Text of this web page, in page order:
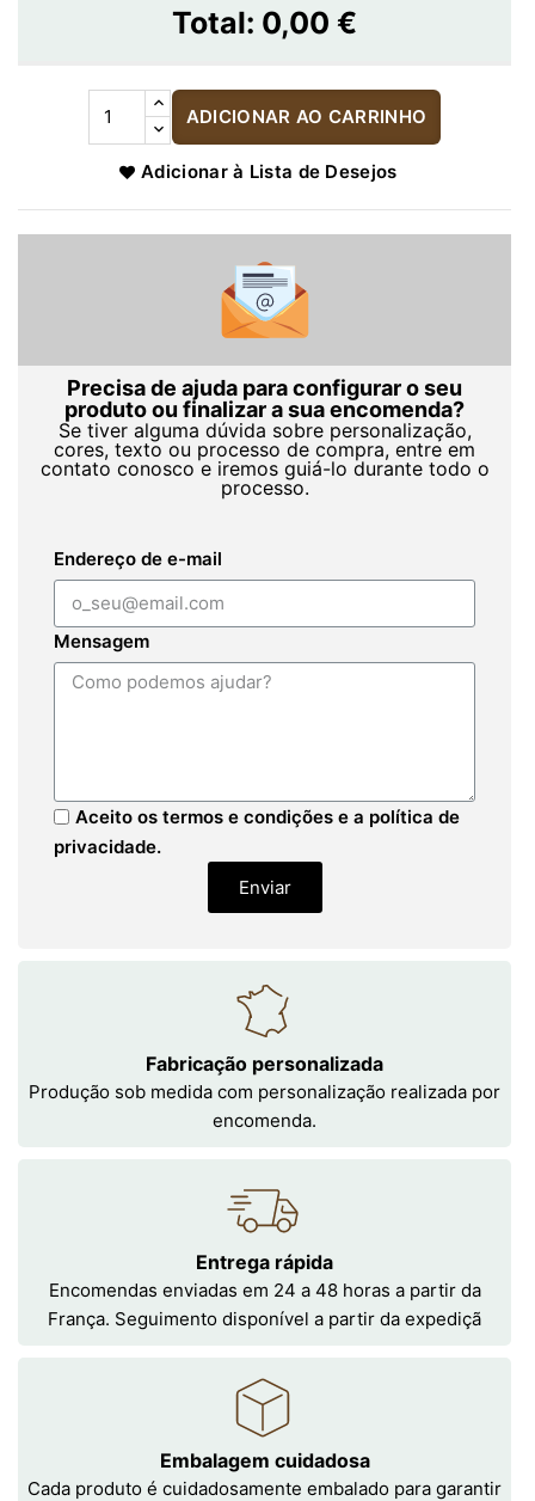
Total: 0,00 €
ADICIONAR AO CARRINHO
Adicionar à Lista de Desejos
Precisa de ajuda para configurar o seu
produto ou finalizar a sua encomenda?
Se tiver alguma dúvida sobre personalização,
cores, texto ou processo de compra, entre em
contato conosco e iremos guiá-lo durante todo o
processo.
Endereço de e-mail
Mensagem
Aceito os termos e condições e a política de
privacidade.
Enviar
Fabricação personalizada
Produção sob medida com personalização realizada por
encomenda.
Entrega rápida
Encomendas enviadas em 24 a 48 horas a partir da
França. Seguimento disponível a partir da expediçã
Embalagem cuidadosa
Cada produto é cuidadosamente embalado para garantir